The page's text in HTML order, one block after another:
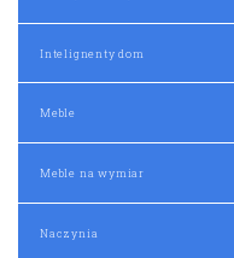
Intelignenty dom
Meble
Meble na wymiar
Naczynia